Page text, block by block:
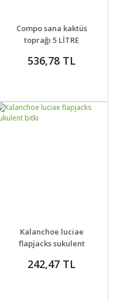
DETAYLAR SEPETE EKLE
Compo sana kaktüs
toprağı 5 LİTRE
536,78 TL
DETAYLAR
VER
Kalanchoe luciae
flapjacks sukulent
242,47 TL